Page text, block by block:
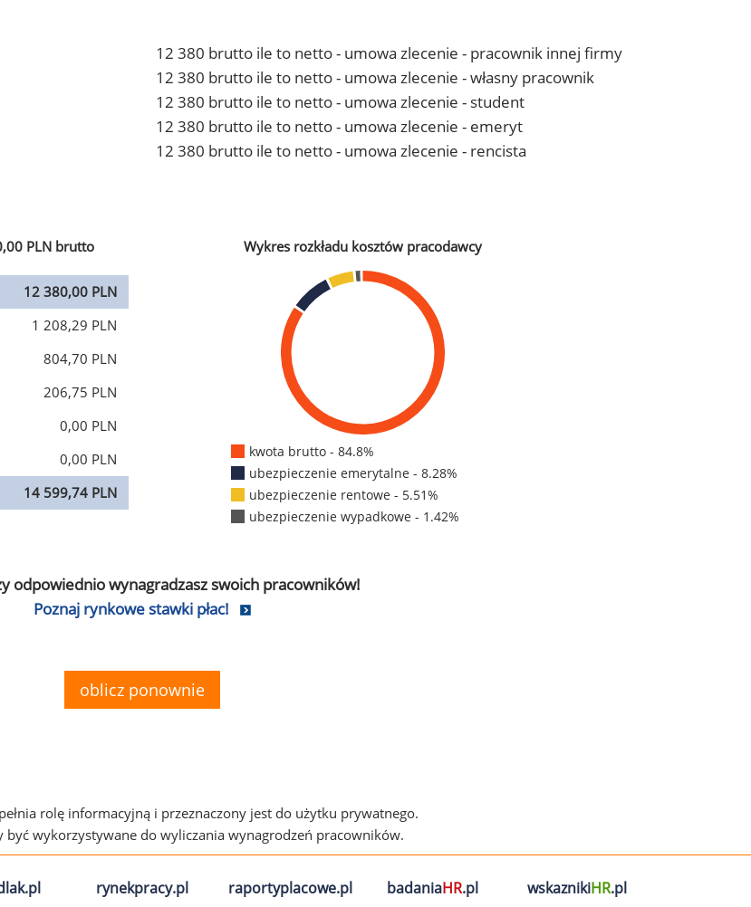
12 380 brutto ile to netto - umowa zlecenie - pracownik innej firmy
12 380 brutto ile to netto - umowa zlecenie - własny pracownik
12 380 brutto ile to netto - umowa zlecenie - student
12 380 brutto ile to netto - umowa zlecenie - emeryt
12 380 brutto ile to netto - umowa zlecenie - rencista
PLN brutto
12 380,00 PLN
1 208,29 PLN
804,70 PLN
206,75 PLN
0,00 PLN
0,00 PLN
14 599,74 PLN
Wykres rozkładu kosztów pracodawcy
kwota brutto - 84.8%
ubezpieczenie emerytalne - 8.28%
ubezpieczenie rentowe - 5.51%
ubezpieczenie wypadkowe - 1.42%
odpowiednio wynagradzasz swoich pracowników!
Poznaj rynkowe stawki płac!
oblicz ponownie
rolę informacyjną i przeznaczony jest do użytku prywatnego.
wykorzystywane do wyliczania wynagrodzeń pracowników.
rynekpracy.pl raportyplacowe.pl badaniaHR.pl wskaznikiHR.pl